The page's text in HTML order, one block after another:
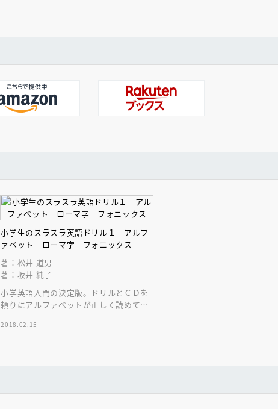
小学生のスラスラ英語ドリル１ アルフ
ァベット ローマ字 フォニックス
著：松井 道男
著：坂井 純子
小学英語入門の決定版。ドリルとＣＤを
頼りにアルファベットが正しく読めて書
ッタリのＣＤつき
2018.02.15